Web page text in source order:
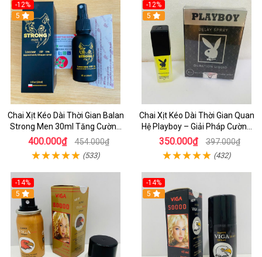
-12%
5
Chai Xịt Kéo Dài Thời Gian Balan
Strong Men 30ml Tăng Cường
Sinh Lý Nam Cực Mạnh
400.000₫ 454.000₫
(533)
-12%
5
Chai Xịt Kéo Dài Thời Gian Quan
Hệ Playboy – Giải Pháp Cường
Dương Hiệu Quả Cho Nam Giới
350.000₫ 397.000₫
(432)
-14%
5
-14%
5